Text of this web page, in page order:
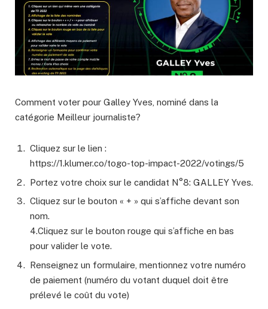
Comment voter pour Galley Yves, nominé dans la
catégorie Meilleur journaliste?
Cliquez sur le lien :
https://1.klumer.co/togo-top-impact-2022/votings/5
Portez votre choix sur le candidat N°8: GALLEY Yves.
Cliquez sur le bouton « + » qui s’affiche devant son
nom.
4.Cliquez sur le bouton rouge qui s’affiche en bas
pour valider le vote.
Renseignez un formulaire, mentionnez votre numéro
de paiement (numéro du votant duquel doit être
prélevé le coût du vote)